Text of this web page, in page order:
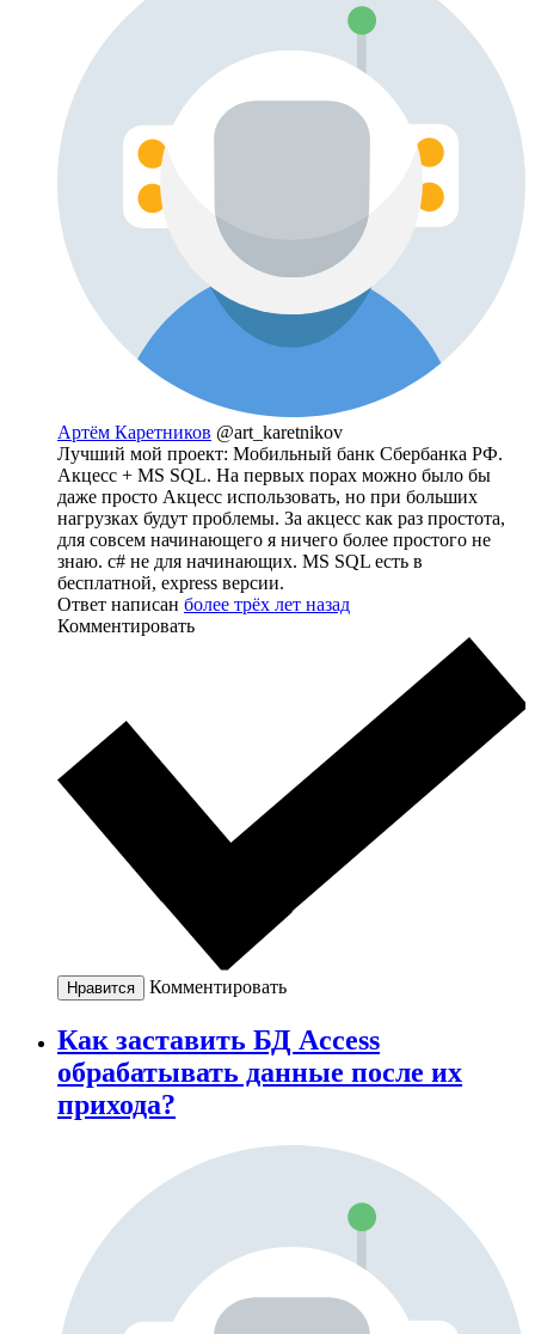
Артём Каретников @art_karetnikov
Лучший мой проект: Мобильный банк Сбербанка РФ.
Акцесс + MS SQL. На первых порах можно было бы
даже просто Акцесс использовать, но при больших
нагрузках будут проблемы. За акцесс как раз простота,
для совсем начинающего я ничего более простого не
знаю. c# не для начинающих. MS SQL есть в
бесплатной, express версии.
Ответ написан более трёх лет назад
Комментировать
Нравится Комментировать
Как заставить БД Access
обрабатывать данные после их
прихода?